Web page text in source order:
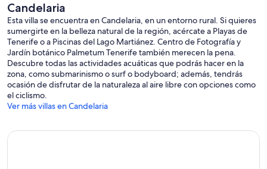
Candelaria
Esta villa se encuentra en Candelaria, en un entorno rural. Si quieres
sumergirte en la belleza natural de la región, acércate a Playas de
Tenerife o a Piscinas del Lago Martiánez. Centro de Fotografía y
Jardín botánico Palmetum Tenerife también merecen la pena.
Descubre todas las actividades acuáticas que podrás hacer en la
zona, como submarinismo o surf o bodyboard; además, tendrás
ocasión de disfrutar de la naturaleza al aire libre con opciones como
el ciclismo.
Ver más villas en Candelaria